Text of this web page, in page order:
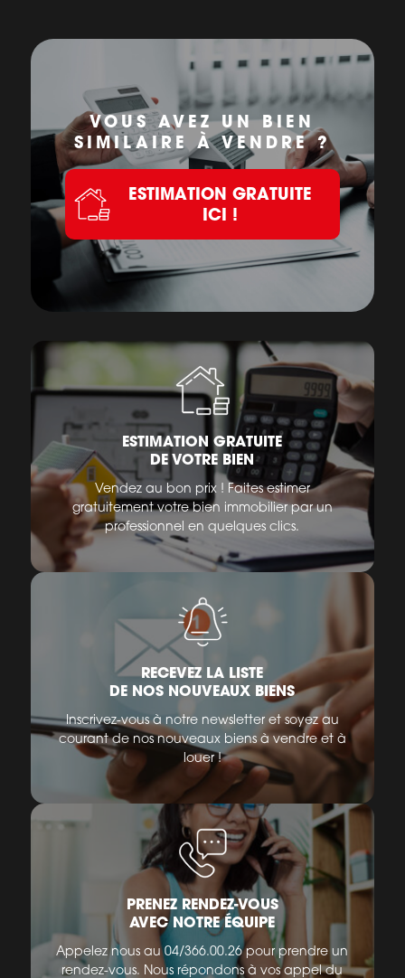
VOUS AVEZ UN BIEN
SIMILAIRE À VENDRE ?
ESTIMATION GRATUITE
ICI !
ESTIMATION GRATUITE
DE VOTRE BIEN
Vendez au bon prix ! Faites estimer
gratuitement votre bien immobilier par un
professionnel en quelques clics.
RECEVEZ LA LISTE
DE NOS NOUVEAUX BIENS
Inscrivez-vous à notre newsletter et soyez au
courant de nos nouveaux biens à vendre et à
louer !
PRENEZ RENDEZ-VOUS
AVEC NOTRE ÉQUIPE
Appelez nous au 04/366.00.26 pour prendre un
rendez-vous. Nous répondons à vos appel du